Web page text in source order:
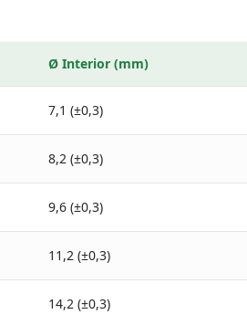
Ø Interior (mm)
7,1 (±0,3)
8,2 (±0,3)
9,6 (±0,3)
11,2 (±0,3)
14,2 (±0,3)